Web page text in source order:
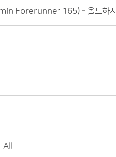
Forerunner 165) – 올드하지
All